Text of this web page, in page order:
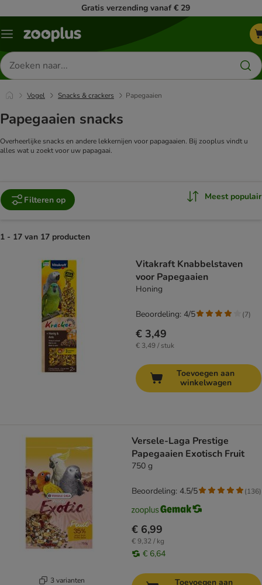
Gratis verzending vanaf € 29
Menu
Zoeken
naar
producten
Vogel Snacks & crackers Papegaaien
Papegaaien snacks
Overheerlijke snacks en andere lekkernijen voor papagaaien. Bij zooplus vindt u
alles wat u zoekt voor uw papagaai.
Filteren op Meest populair
1 - 17 van 17 producten
Vitakraft Knabbelstaven
voor Papegaaien
Honing
€ 3,49
€ 3,49 / stuk
Beoordeling: 4/5 (7)
Toevoegen aan
winkelwagen
3 varianten
Versele-Laga Prestige
Papegaaien Exotisch Fruit
750 g
€ 6,99
€ 9,32 / kg
€ 6,64
Beoordeling: 4.5/5 (136)
Toevoegen aan